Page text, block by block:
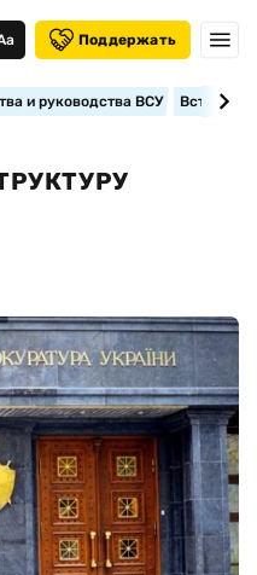
Поддержать
и руководства ВСУ